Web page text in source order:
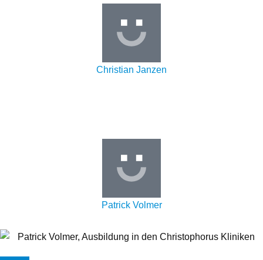
Christian Janzen
Patrick Volmer